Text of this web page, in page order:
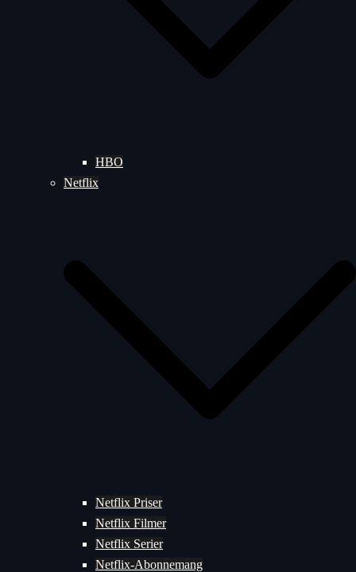
HBO
Netflix
Netflix Priser
Netflix Filmer
Netflix Serier
Netflix-Abonnemang